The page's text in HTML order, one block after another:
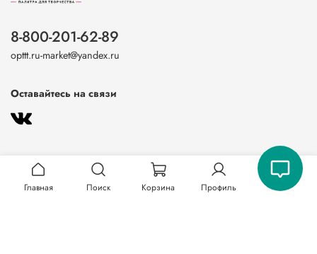
8-800-201-62-89
opttt.ru-market@yandex.ru
Оставайтесь на связи
Главная Поиск Корзина Профиль